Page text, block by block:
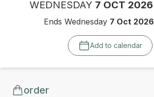
WEDNESDAY 7 OCT 2026
Ends Wednesday 7 Oct 2026
Add to calendar
order